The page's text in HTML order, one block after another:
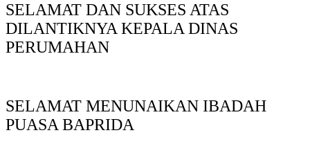
SELAMAT DAN SUKSES ATAS
DILANTIKNYA KEPALA DINAS
PERUMAHAN
SELAMAT MENUNAIKAN IBADAH
PUASA BAPRIDA